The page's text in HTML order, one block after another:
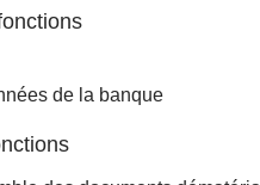
de la banque